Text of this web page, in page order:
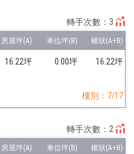
16.22坪 0.00坪 16.22坪
樓別：7/17
轉手次數：3
轉手次數：2